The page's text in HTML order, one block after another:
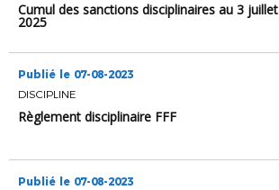
Cumul des sanctions disciplinaires au 3 juillet
2025
Publié le 07-08-2023
DISCIPLINE
Règlement disciplinaire FFF
Publié le 07-08-2023